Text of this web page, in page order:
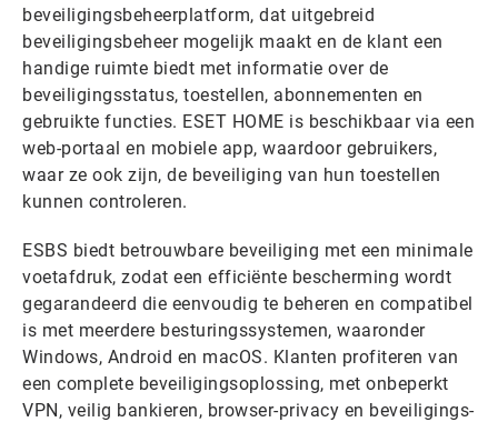
beveiligingsbeheerplatform, dat uitgebreid
beveiligingsbeheer mogelijk maakt en de klant een
handige ruimte biedt met informatie over de
beveiligingsstatus, toestellen, abonnementen en
gebruikte functies. ESET HOME is beschikbaar via een
web-portaal en mobiele app, waardoor gebruikers,
waar ze ook zijn, de beveiliging van hun toestellen
kunnen controleren.
ESBS biedt betrouwbare beveiliging met een minimale
voetafdruk, zodat een efficiënte bescherming wordt
gegarandeerd die eenvoudig te beheren en compatibel
is met meerdere besturingssystemen, waaronder
Windows, Android en macOS. Klanten profiteren van
een complete beveiligingsoplossing, met onbeperkt
VPN, veilig bankieren, browser-privacy en beveiligings-